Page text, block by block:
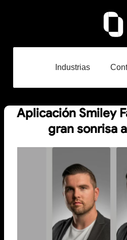
Industrias
Aplicación Smiley
gran sonrisa